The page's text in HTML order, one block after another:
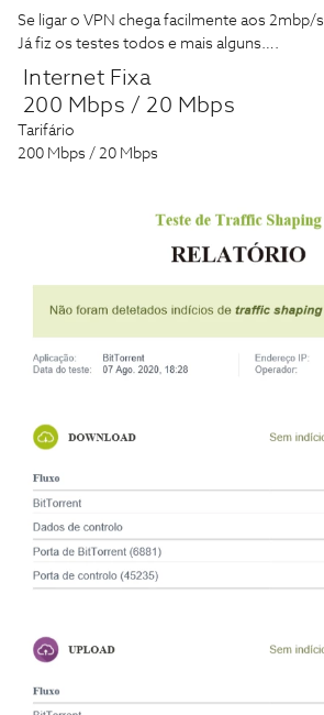
Se ligar o VPN chega facilmente aos 2mbp/s
Já fiz os testes todos e mais alguns….
Internet Fixa
200 Mbps / 20 Mbps
Tarifário
200 Mbps / 20 Mbps